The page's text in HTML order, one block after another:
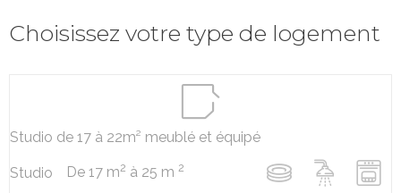
Choisissez votre type de logement
Studio de 17 à 22m² meublé et équipé
Studio De 17 m2 à 25 m 2